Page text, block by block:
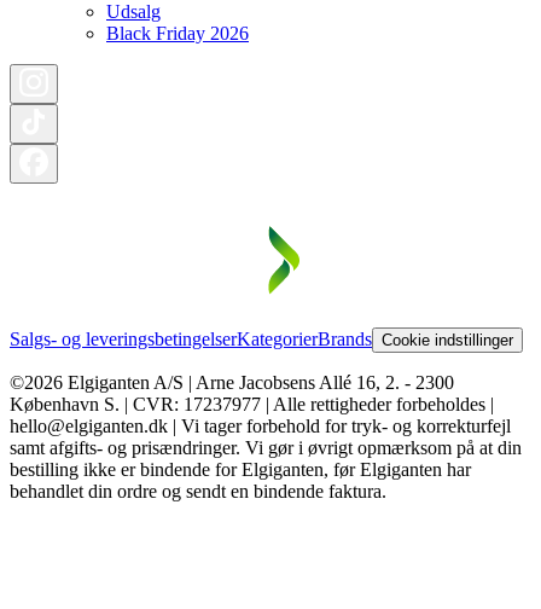
Udsalg
Black Friday 2026
Salgs- og leveringsbetingelserKategorierBrands Cookie indstillinger
©2026 Elgiganten A/S | Arne Jacobsens Allé 16, 2. - 2300
København S. | CVR: 17237977 | Alle rettigheder forbeholdes |
hello@elgiganten.dk | Vi tager forbehold for tryk- og korrekturfejl
samt afgifts- og prisændringer. Vi gør i øvrigt opmærksom på at din
bestilling ikke er bindende for Elgiganten, før Elgiganten har
behandlet din ordre og sendt en bindende faktura.